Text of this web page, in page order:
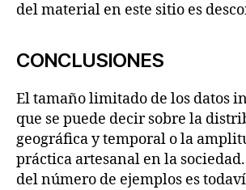
del material en este sitio es
CONCLUSIONES
El tamaño limitado de los datos
que se puede decir sobre la
geográfica y temporal o la
práctica artesanal en la
del número de ejemplos es